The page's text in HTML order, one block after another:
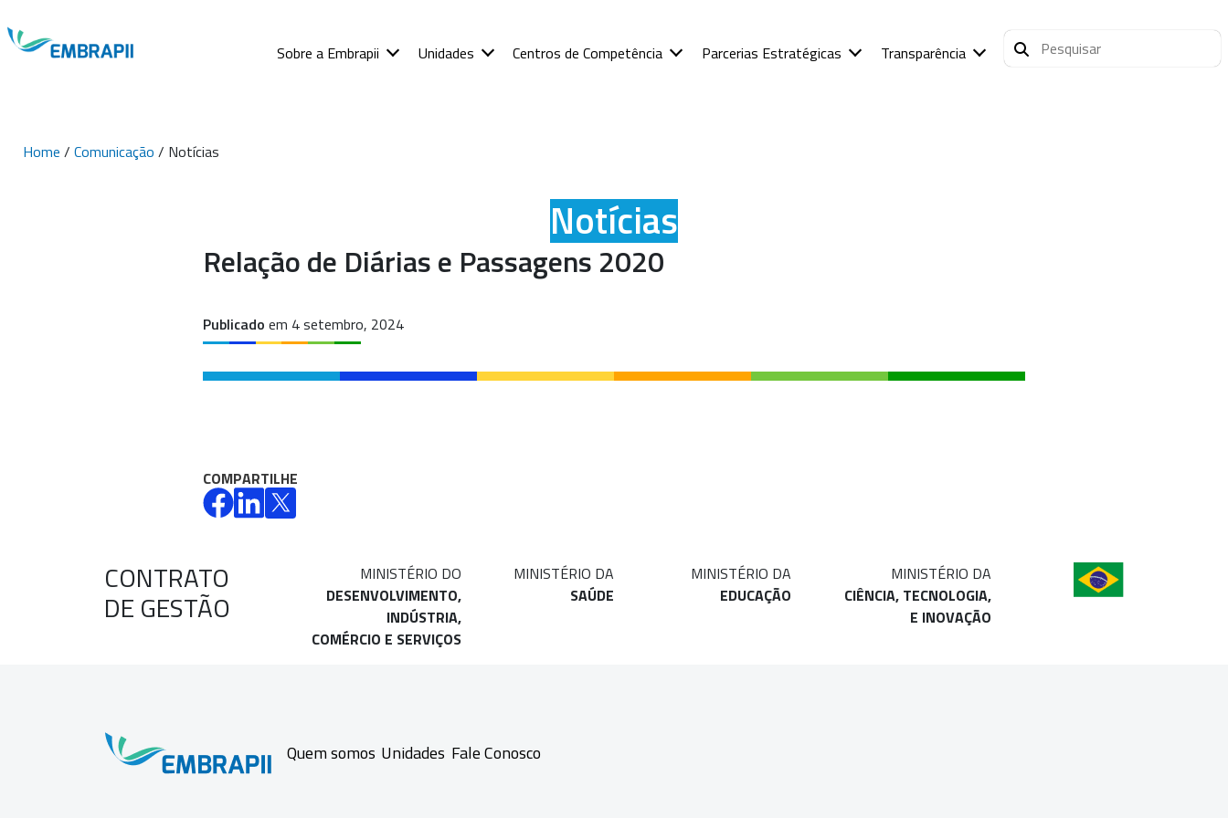
Sobre a Embrapii Unidades Centros de Competência Parcerias Estratégicas Transparência
Home / Comunicação / Notícias
Notícias
Relação de Diárias e Passagens 2020
Publicado em 4 setembro, 2024
COMPARTILHE
CONTRATO
DE GESTÃO
MINISTÉRIO DO
DESENVOLVIMENTO,
INDÚSTRIA,
COMÉRCIO E SERVIÇOS
MINISTÉRIO DA
SAÚDE
MINISTÉRIO DA
EDUCAÇÃO
MINISTÉRIO DA
CIÊNCIA, TECNOLOGIA,
E INOVAÇÃO
Quem somos Unidades Fale Conosco